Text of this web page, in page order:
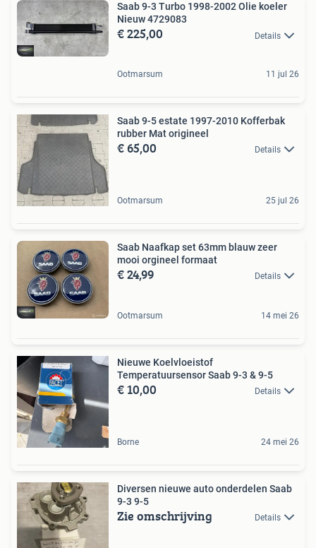
Saab 9-3 Turbo 1998-2002 Olie koeler
Nieuw 4729083
€ 225,00 Details
Ootmarsum 11 jul 26
Saab 9-5 estate 1997-2010 Kofferbak
rubber Mat origineel
€ 65,00 Details
Ootmarsum 25 jul 26
Saab Naafkap set 63mm blauw zeer
mooi orgineel formaat
€ 24,99 Details
Ootmarsum 14 mei 26
Nieuwe Koelvloeistof
Temperatuursensor Saab 9-3 & 9-5
€ 10,00 Details
Borne 24 mei 26
Diversen nieuwe auto onderdelen Saab
9-3 9-5
Zie omschrijving Details